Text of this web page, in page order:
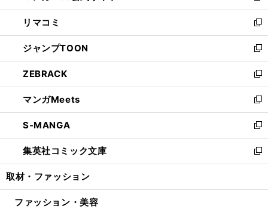
ウ
で
開
く
ン
ド
ウ
で
開
く
ウ
ィ
ン
ド
ウ
で
開
く
し
い
ウ
ィ
ン
ド
ウ
で
開
く
リマコミ
新
し
い
ウ
ィ
ン
ド
ウ
で
開
く
ジャンプTOON
新
し
い
ウ
ィ
ン
ド
ウ
で
開
ZEBRACK
新
し
い
ウ
ィ
ン
ド
ウ
開
マンガMeets
新
し
い
ウ
ィ
ン
ウ
S-MANGA
新
し
い
ウ
ン
集英社コミック文庫
新
し
ウ
取材・ファッション
ファッション・美容